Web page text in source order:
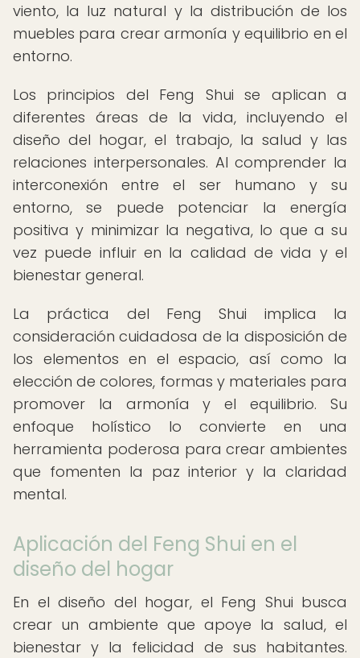
viento, la luz natural y la distribución de los
muebles para crear armonía y equilibrio en el
entorno.
Los principios del Feng Shui se aplican a
diferentes áreas de la vida, incluyendo el
diseño del hogar, el trabajo, la salud y las
relaciones interpersonales. Al comprender la
interconexión entre el ser humano y su
entorno, se puede potenciar la energía
positiva y minimizar la negativa, lo que a su
vez puede influir en la calidad de vida y el
bienestar general.
La práctica del Feng Shui implica la
consideración cuidadosa de la disposición de
los elementos en el espacio, así como la
elección de colores, formas y materiales para
promover la armonía y el equilibrio. Su
enfoque holístico lo convierte en una
herramienta poderosa para crear ambientes
que fomenten la paz interior y la claridad
mental.
Aplicación del Feng Shui en el
diseño del hogar
En el diseño del hogar, el Feng Shui busca
crear un ambiente que apoye la salud, el
bienestar y la felicidad de sus habitantes.